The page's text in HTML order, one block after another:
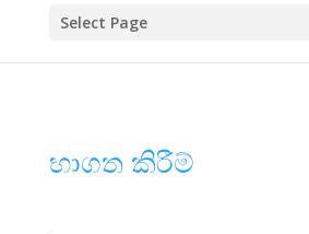
Select Page
භාගත කිරීම්